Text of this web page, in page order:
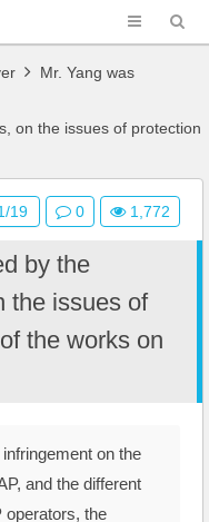
Mr. Yang was
on the issues of protection
by the
the issues of
the works on
on the
and the different
operators, the
19 0 1,772